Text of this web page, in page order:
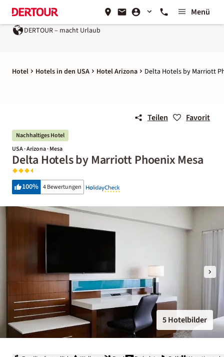
Menü
– macht Urlaub Ein Unternehmen der
Hotel Hotels in den USA Hotel Arizona Delta Hotels by Marriott
Teilen Favorit
Nachhaltiges Hotel
USA · Arizona · Mesa
Delta Hotels by Marriott Phoenix Mesa
100% 4 Bewertungen
5 Hotelbilder